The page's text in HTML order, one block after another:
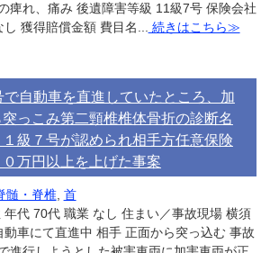
痺れ、痛み 後遺障害等級 11級7号 保険会社
獲得賠償金額 費目名... 続きはこちら≫
自動車を直進していたところ、加
っこみ第二頸椎椎体骨折の診断名
級７号が認められ相手方任意保険
万円以上を上げた事案
髄・脊椎, 首
代 70代 職業 なし 住まい／事故現場 横須
車にて直進中 相手 正面から突っ込む 事故